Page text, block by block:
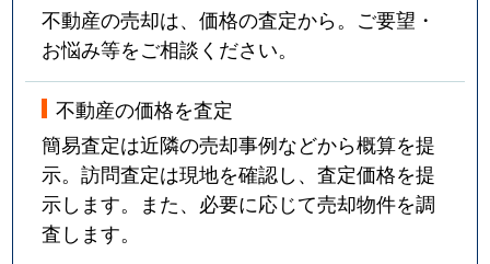
不動産の売却は、価格の査定から。ご要望・
お悩み等をご相談ください。
不動産の価格を査定
簡易査定は近隣の売却事例などから概算を提
示。訪問査定は現地を確認し、査定価格を提
示します。また、必要に応じて売却物件を調
査します。